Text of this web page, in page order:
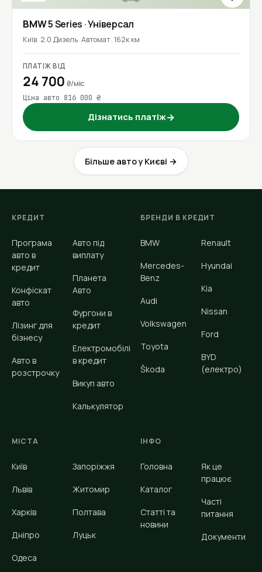
BMW5 Series · Універсал
Київ 2.0 Дизель Автомат 162к км
ПЛАТІЖ ВІД
24 700 ₴/міс
Ціна авто 816 000 ₴
Дізнатись платіж→
Більше авто у Києві →
КРЕДИТ
Програма
авто в
кредит
Конфіскат
авто
Лізинг для
бізнесу
Авто в
розстрочку
Авто під
виплату
Планета
Авто
Фургони в
кредит
Електромобілі
в кредит
Викуп авто
Калькулятор
БРЕНДИ В КРЕДИТ
BMW
Mercedes-
Benz
Audi
Volkswagen
Toyota
Škoda
Renault
Hyundai
Kia
Nissan
Ford
BYD
(електро)
МІСТА
Київ
Львів
Харків
Дніпро
Одеса
Запоріжжя
Житомир
Полтава
Луцьк
ІНФО
Головна
Каталог
Статті та
новини
Як це
працює
Часті
питання
Документи